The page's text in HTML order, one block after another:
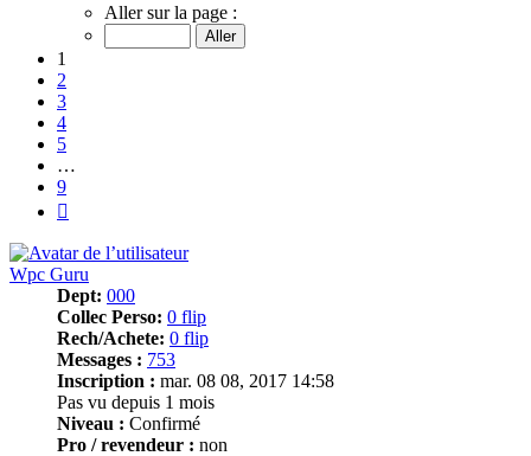
sur
Aller sur la page :
1
2
3
4
5
…
9
Wpc Guru
Dept: 000
Collec Perso: 0 flip
Rech/Achete: 0 flip
Messages : 753
Inscription : mar. 08 08, 2017 14:58
Pas vu depuis 1 mois
Niveau : Confirmé
Pro / revendeur : non